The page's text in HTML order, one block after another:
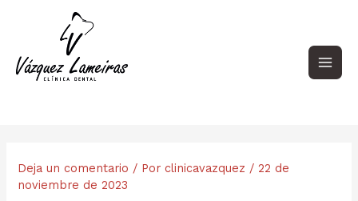
Deja un comentario / Porclinicavazquez /22 de
noviembre de 2023